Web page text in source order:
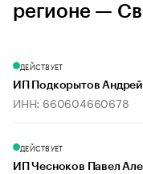
регионе —
ДЕЙСТВУЕТ
ИП Подкорытов
ИНН: 660604660678
ДЕЙСТВУЕТ
ИП Чесноков Павел